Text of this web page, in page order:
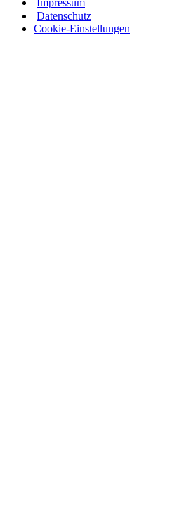
Impressum
Datenschutz
Cookie-Einstellungen